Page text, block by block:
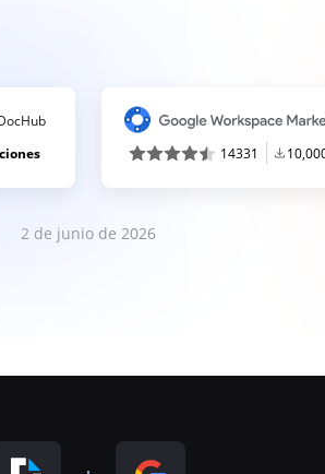
14331
2 de junio de 2026